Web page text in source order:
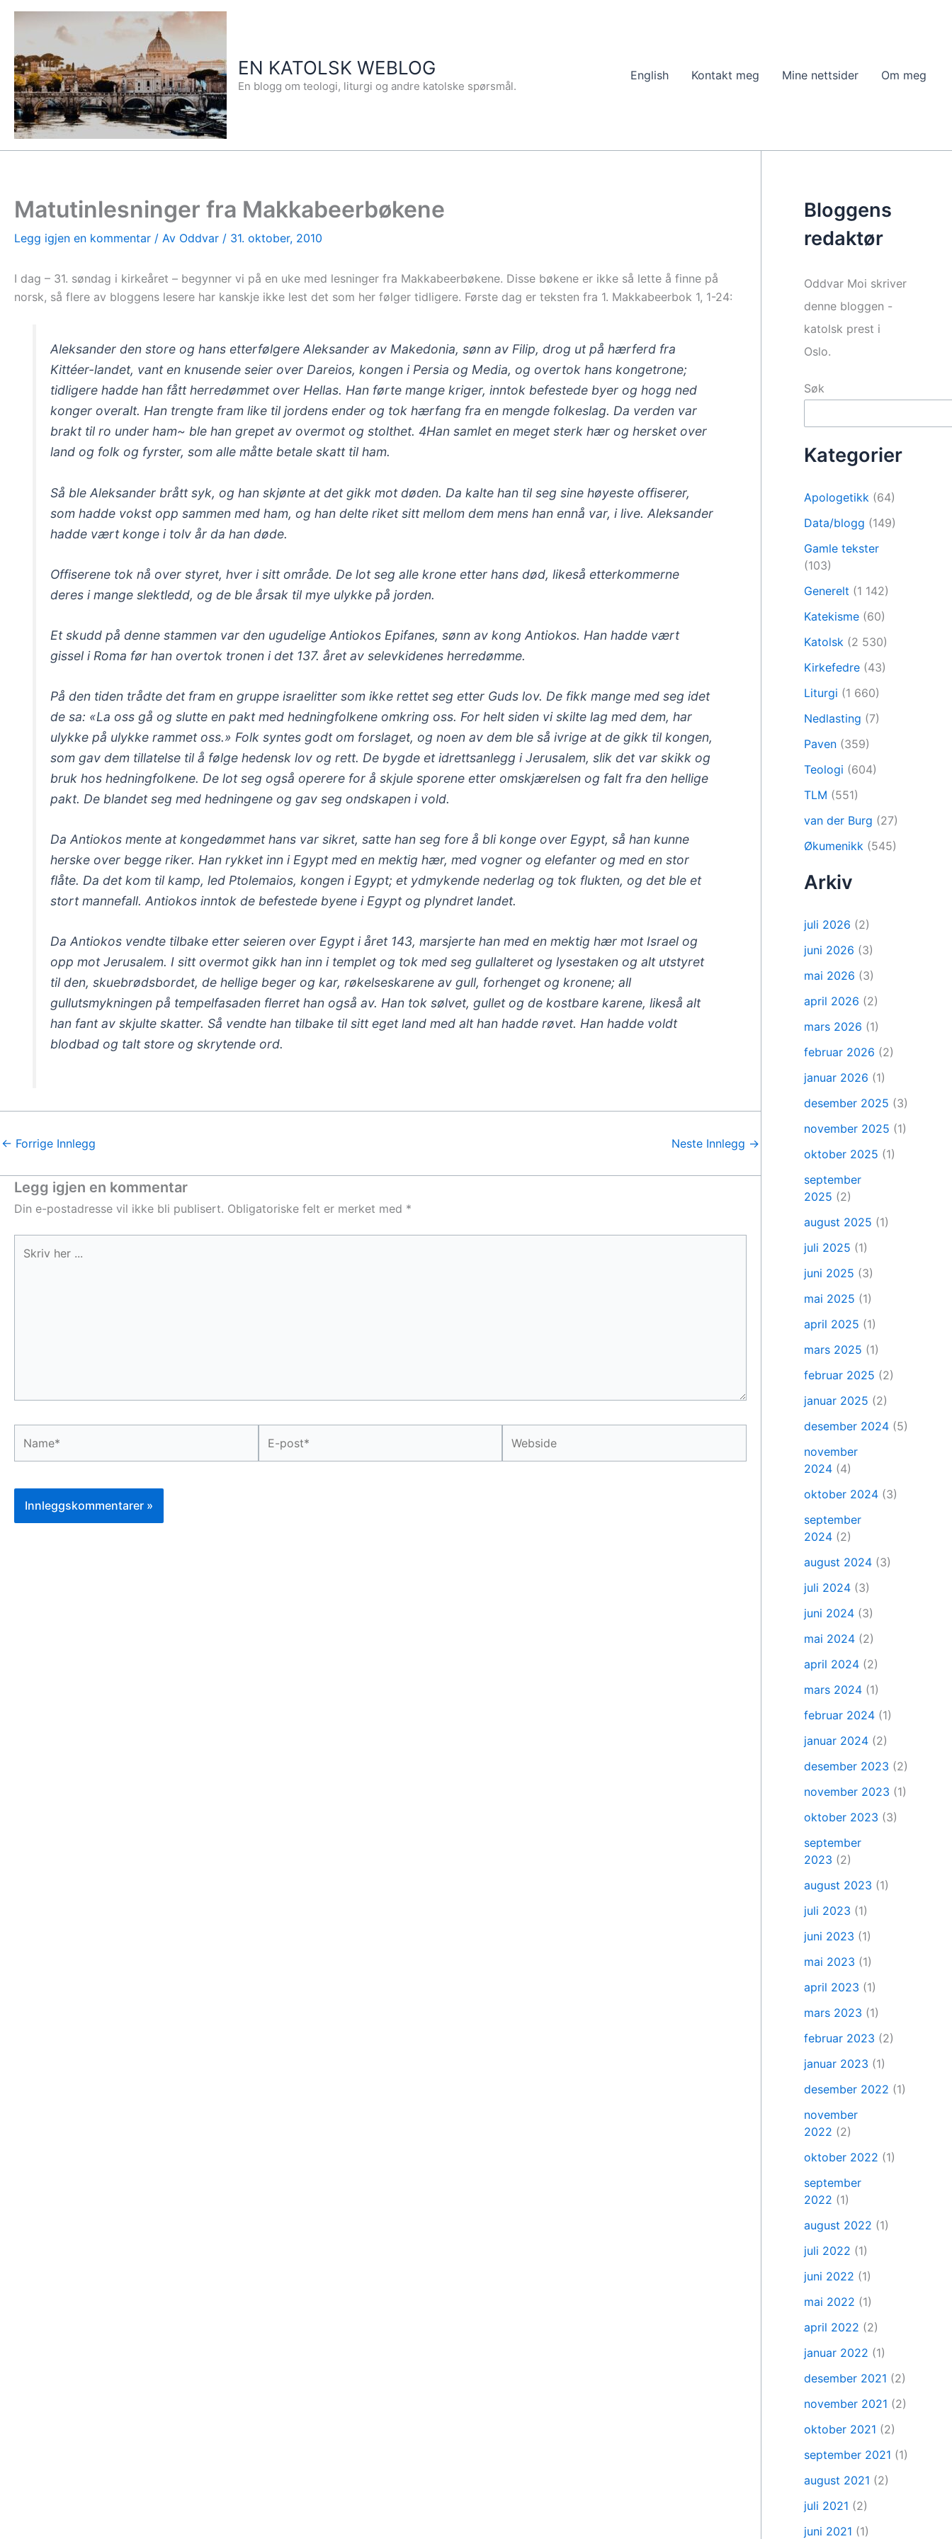
Hopp
innholdet
EN KATOLSK WEBLOG
En blogg om teologi, liturgi og andre katolske spørsmål.
English Kontakt meg Mine nettsider Om meg
Matutinlesninger fra Makkabeerbøkene
Legg igjen en kommentar / Av Oddvar / 31. oktober, 2010
I dag – 31. søndag i kirkeåret – begynner vi på en uke med lesninger fra Makkabeerbøkene. Disse bøkene er ikke så lette å finne på
norsk, så flere av bloggens lesere har kanskje ikke lest det som her følger tidligere. Første dag er teksten fra 1. Makkabeerbok 1, 1-24:
Aleksander den store og hans etterfølgere Aleksander av Makedonia, sønn av Filip, drog ut på hærferd fra
Kittéer-landet, vant en knusende seier over Dareios, kongen i Persia og Media, og overtok hans kongetrone;
tidligere hadde han fått herredømmet over Hellas. Han førte mange kriger, inntok befestede byer og hogg ned
konger overalt. Han trengte fram like til jordens ender og tok hærfang fra en mengde folkeslag. Da verden var
brakt til ro under ham~ ble han grepet av overmot og stolthet. 4Han samlet en meget sterk hær og hersket over
land og folk og fyrster, som alle måtte betale skatt til ham.
Så ble Aleksander brått syk, og han skjønte at det gikk mot døden. Da kalte han til seg sine høyeste offiserer,
som hadde vokst opp sammen med ham, og han delte riket sitt mellom dem mens han ennå var, i live. Aleksander
hadde vært konge i tolv år da han døde.
Offiserene tok nå over styret, hver i sitt område. De lot seg alle krone etter hans død, likeså etterkommerne
deres i mange slektledd, og de ble årsak til mye ulykke på jorden.
Et skudd på denne stammen var den ugudelige Antiokos Epifanes, sønn av kong Antiokos. Han hadde vært
gissel i Roma før han overtok tronen i det 137. året av selevkidenes herredømme.
På den tiden trådte det fram en gruppe israelitter som ikke rettet seg etter Guds lov. De fikk mange med seg idet
de sa: «La oss gå og slutte en pakt med hedningfolkene omkring oss. For helt siden vi skilte lag med dem, har
ulykke på ulykke rammet oss.» Folk syntes godt om forslaget, og noen av dem ble så ivrige at de gikk til kongen,
som gav dem tillatelse til å følge hedensk lov og rett. De bygde et idrettsanlegg i Jerusalem, slik det var skikk og
bruk hos hedningfolkene. De lot seg også operere for å skjule sporene etter omskjærelsen og falt fra den hellige
pakt. De blandet seg med hedningene og gav seg ondskapen i vold.
Da Antiokos mente at kongedømmet hans var sikret, satte han seg fore å bli konge over Egypt, så han kunne
herske over begge riker. Han rykket inn i Egypt med en mektig hær, med vogner og elefanter og med en stor
flåte. Da det kom til kamp, led Ptolemaios, kongen i Egypt; et ydmykende nederlag og tok flukten, og det ble et
stort mannefall. Antiokos inntok de befestede byene i Egypt og plyndret landet.
Da Antiokos vendte tilbake etter seieren over Egypt i året 143, marsjerte han med en mektig hær mot Israel og
opp mot Jerusalem. I sitt overmot gikk han inn i templet og tok med seg gullalteret og lysestaken og alt utstyret
til den, skuebrødsbordet, de hellige beger og kar, røkelseskarene av gull, forhenget og kronene; all
gullutsmykningen på tempelfasaden flerret han også av. Han tok sølvet, gullet og de kostbare karene, likeså alt
han fant av skjulte skatter. Så vendte han tilbake til sitt eget land med alt han hadde røvet. Han hadde voldt
blodbad og talt store og skrytende ord.
← Forrige Innlegg Neste Innlegg →
Legg igjen en kommentar
Din e-postadresse vil ikke bli publisert. Obligatoriske felt er merket med *
her
post*
Bloggens
redaktør
Oddvar Moi skriver
denne bloggen -
katolsk prest i
Oslo.
Søk
Kategorier
Apologetikk (64)
Data/blogg (149)
Gamle tekster
(103)
Generelt (1 142)
Katekisme (60)
Katolsk (2 530)
Kirkefedre (43)
Liturgi (1 660)
Nedlasting (7)
Paven (359)
Teologi (604)
TLM (551)
van der Burg (27)
Økumenikk (545)
Arkiv
juli 2026 (2)
juni 2026 (3)
mai 2026 (3)
april 2026 (2)
mars 2026 (1)
februar 2026 (2)
januar 2026 (1)
desember 2025 (3)
november 2025 (1)
oktober 2025 (1)
september
2025 (2)
august 2025 (1)
juli 2025 (1)
juni 2025 (3)
mai 2025 (1)
april 2025 (1)
mars 2025 (1)
februar 2025 (2)
januar 2025 (2)
desember 2024 (5)
november
2024 (4)
oktober 2024 (3)
september
2024 (2)
august 2024 (3)
juli 2024 (3)
juni 2024 (3)
mai 2024 (2)
april 2024 (2)
mars 2024 (1)
februar 2024 (1)
januar 2024 (2)
desember 2023 (2)
november 2023 (1)
oktober 2023 (3)
september
2023 (2)
august 2023 (1)
juli 2023 (1)
juni 2023 (1)
mai 2023 (1)
april 2023 (1)
mars 2023 (1)
februar 2023 (2)
januar 2023 (1)
desember 2022 (1)
november
2022 (2)
oktober 2022 (1)
september
2022 (1)
august 2022 (1)
juli 2022 (1)
juni 2022 (1)
mai 2022 (1)
april 2022 (2)
januar 2022 (1)
desember 2021 (2)
november 2021 (2)
oktober 2021 (2)
september 2021 (1)
august 2021 (2)
juli 2021 (2)
juni 2021 (1)